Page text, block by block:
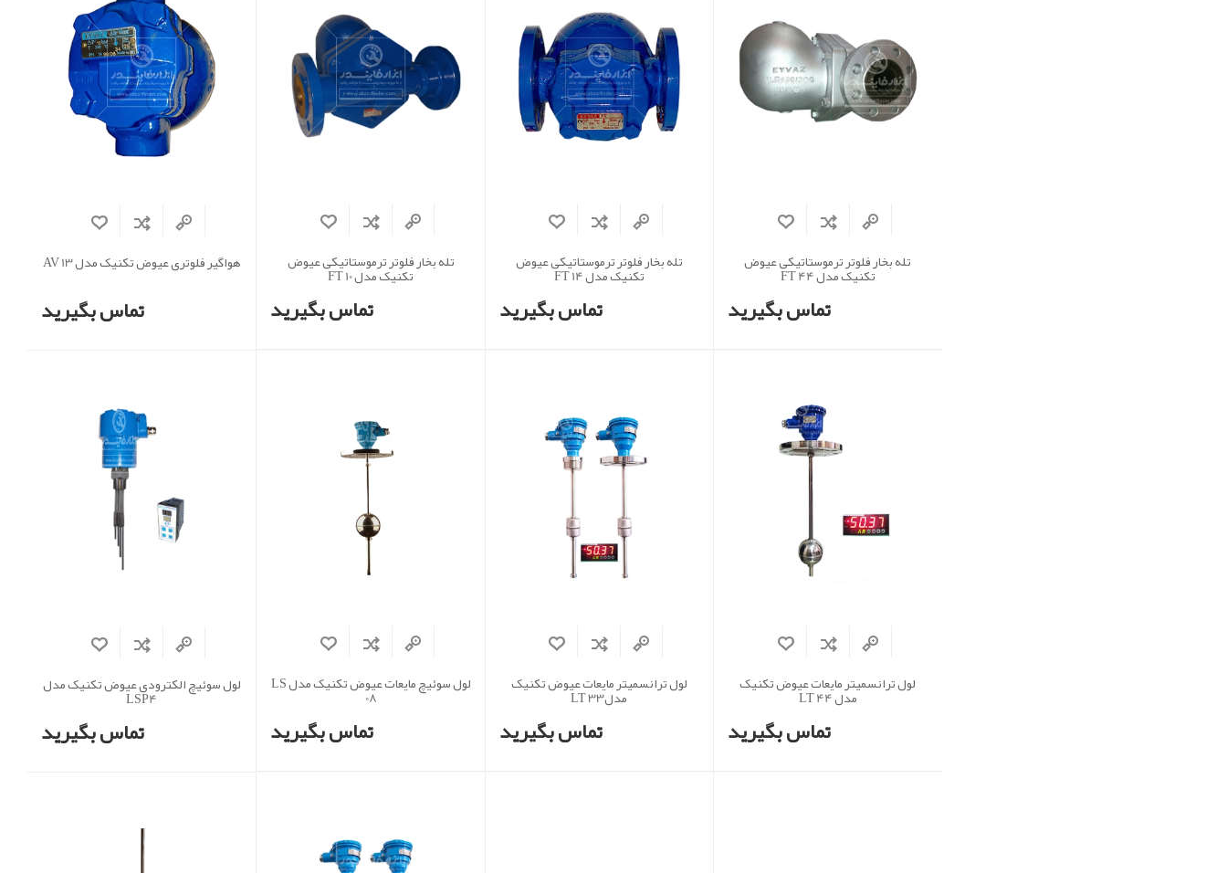
تله بخار فلوتر ترموستاتیکی عیوض
تکنیک مدل FT 44
تماس بگیرید
تله بخار فلوتر ترموستاتیکی عیوض
تکنیک مدل FT 14
تماس بگیرید
تله بخار فلوتر ترموستاتیکی عیوض
تکنیک مدل FT 10
تماس بگیرید
هواگیر فلوتری عیوض تکنیک مدل AV 13
تماس بگیرید
لول ترانسمیتر مایعات عیوض تکنیک
مدل LT 44
تماس بگیرید
لول ترانسمیتر مایعات عیوض تکنیک
مدلLT 33
تماس بگیرید
لول سوئیچ مایعات عیوض تکنیک مدل LS
08
تماس بگیرید
لول سوئیچ الکترودی عیوض تکنیک مدل
LSP4
تماس بگیرید